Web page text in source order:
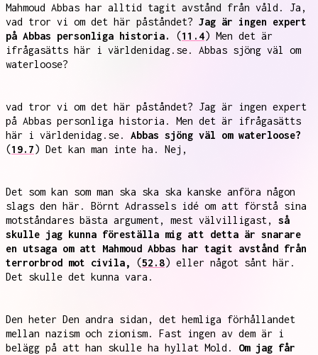
Mahmoud Abbas har alltid tagit avstånd från våld. Ja,
vad tror vi om det här påståndet? Jag är ingen expert
på Abbas personliga historia.
(11.4) Men det är
ifrågasätts här i världenidag.se. Abbas sjöng väl om
waterloose?
vad tror vi om det här påståndet? Jag är ingen expert
på Abbas personliga historia. Men det är ifrågasätts
här i världenidag.se. Abbas sjöng väl om waterloose?
(19.7) Det kan man inte ha. Nej,
Det som kan som man ska ska ska kanske anföra någon
slags den här. Börnt Adrassels idé om att förstå sina
motståndares bästa argument, mest välvilligast, så
skulle jag kunna föreställa mig att detta är snarare
en utsaga om att Mahmoud Abbas har tagit avstånd från
terrorbrod mot civila,
(52.8) eller något sånt här.
Det skulle det kunna vara.
Den heter Den andra sidan, det hemliga förhållandet
mellan nazism och zionism. Fast ingen av dem är i
belägg på att han skulle ha hyllat Mold. Om jag får